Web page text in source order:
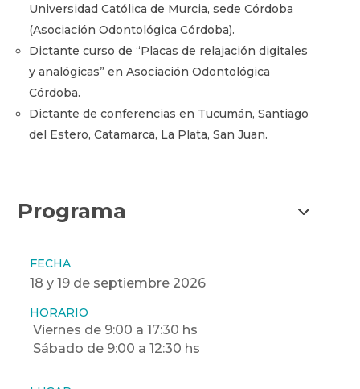
Universidad Católica de Murcia, sede Córdoba
(Asociación Odontológica Córdoba).
Dictante curso de “Placas de relajación digitales
y analógicas” en Asociación Odontológica
Córdoba.
Dictante de conferencias en Tucumán, Santiago
del Estero, Catamarca, La Plata, San Juan.
Programa
FECHA
18 y 19 de septiembre 2026
HORARIO
Viernes de 9:00 a 17:30 hs
Sábado de 9:00 a 12:30 hs